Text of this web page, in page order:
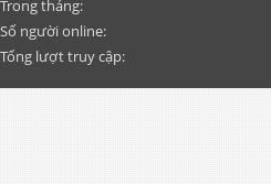
Trong tháng:
Số người online:
Tổng lượt truy cập: